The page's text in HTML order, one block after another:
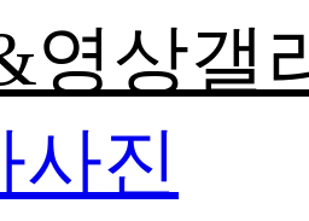
영상갤
사진